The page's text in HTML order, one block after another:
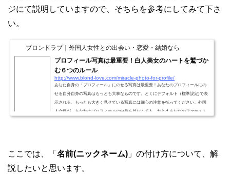
ジにて説明していますので、そちらを参考にしてみて下さ
い。
ブロンドラブ｜外国人女性との出会い・恋愛・結婚なら
プロフィール写真は最重要！白人美女のハートを鷲づか
む６つのルール
http://www.blond-love.com/miracle-photo-for-profile/
あなた自身の「プロフィール」にのせる写真は最重要！あなたのプロフィールにの
せる自分自身の写真はもっとも大事なものです。とくにデフォルト（標準設定)で表
示される、もっとも大きく見せている写真には細心の注意を払ってください。外国
人女性が、あなたのプロフィールの中身を見なくても、たとえあなたのファースト
ここでは、「 名前(ニックネーム) 」の付け方について、解
説したいと思います。